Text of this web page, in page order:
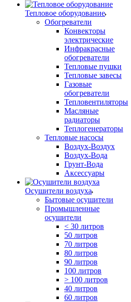
Тепловое оборудование
Обогреватели
Конвекторы
электрические
Инфракрасные
обогреватели
Тепловые пушки
Тепловые завесы
Газовые
обогреватели
Тепловентиляторы
Масляные
радиаторы
Теплогенераторы
Тепловые насосы
Воздух-Воздух
Воздух-Вода
Грунт-Вода
Аксессуары
Осушители воздуха
Бытовые осушители
Промышленные
осушители
< 30 литров
50 литров
70 литров
80 литров
90 литров
100 литров
> 100 литров
40 литров
60 литров